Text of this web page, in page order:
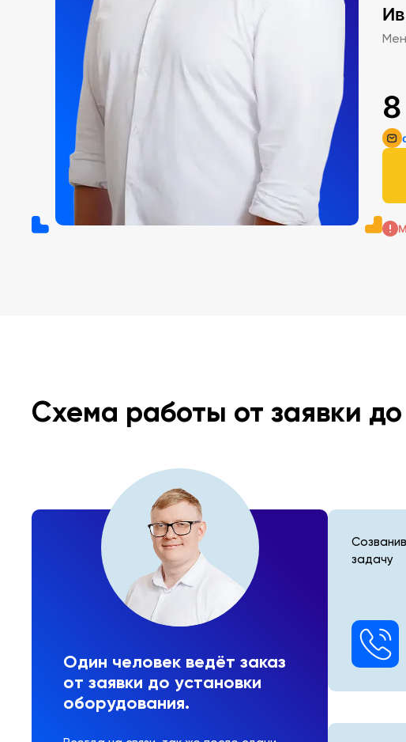
Схема работы от заявки
Один человек ведёт заказ
от заявки до установки
оборудования.
задачу